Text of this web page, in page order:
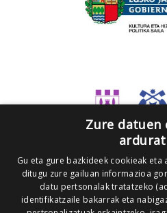
Zure datuen
Gu eta gure bazkideek cookieak
ditugu zure gailuan informazioa
datu pertsonalak tratatzeko
identifikatzaile bakarrak eta